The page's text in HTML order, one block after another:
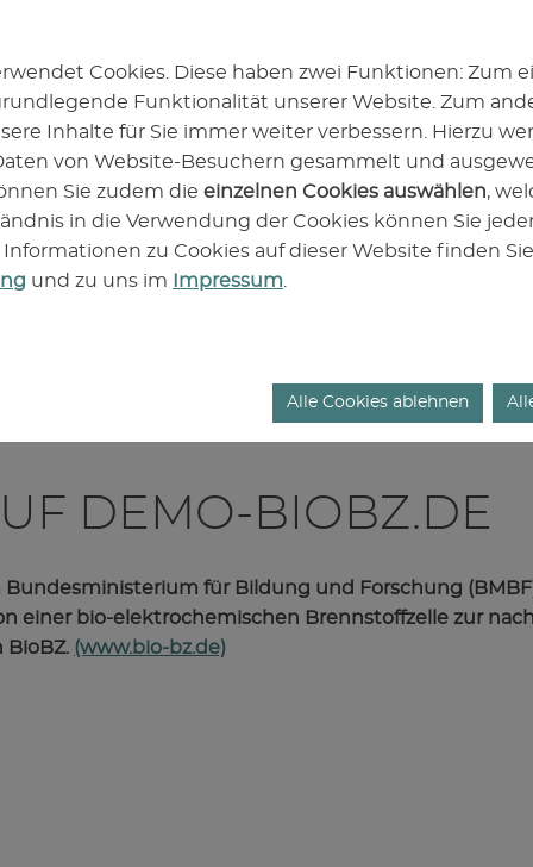
Mehr erfahren
Phase werden neue Konzepte und
Materialien für den Bau einer
Demonstrationsanlage im
technischen Maßstab (zweite Phase)
gewonnen.
DEMO-BIOBZ.DE
Bundesministerium für Bildung und Forschung
einer bio-elektrochemischen Brennstoffzelle zur
BioBZ. (www.bio-bz.de)
Cookies. Diese haben zwei Funktionen: Zum
Funktionalität unserer Website. Zum
Inhalte für Sie immer weiter verbessern. Hierzu
von Website-Besuchern gesammelt und
Sie zudem die einzelnen Cookies auswählen,
in die Verwendung der Cookies können Sie
zu Cookies auf dieser Website finden
und zu uns im Impressum
Alle Cookies ablehnen